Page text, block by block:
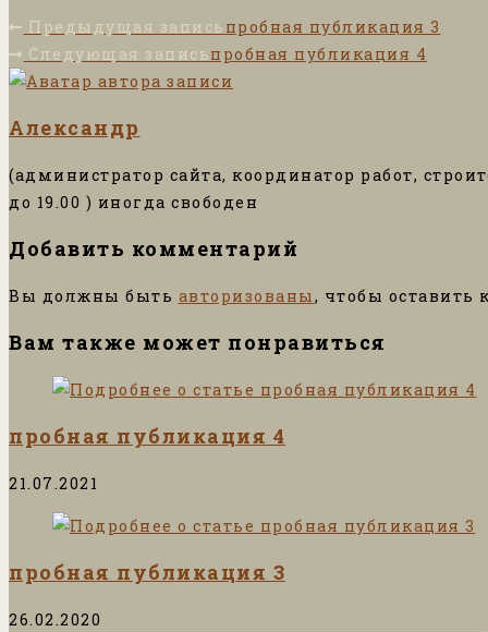
записи:
Еще
статьи
Предыдущая запись пробная публикация 3
Следующая записьпробная публикация 4
Александр
(администратор сайта, координатор работ,
до 19.00 ) иногда свободен
Добавить комментарий
Вы должны быть авторизованы, чтобы оставить
Вам также может понравиться
пробная публикация 4
21.07.2021
пробная публикация 3
26.02.2020